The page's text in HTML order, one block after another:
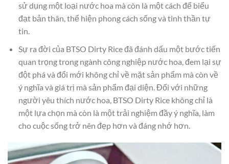
sử dụng một loại nước hoa mà còn là một cách để biểu
đạt bản thân, thể hiện phong cách sống và tinh thần tự
tin.
Sự ra đời của BTSO Dirty Rice đã đánh dấu một bước tiến
quan trọng trong ngành công nghiệp nước hoa, đem lại sự
đột phá và đổi mới không chỉ về mặt sản phẩm mà còn về
ý nghĩa và giá trị mà sản phẩm đại diện. Đối với những
người yêu thích nước hoa, BTSO Dirty Rice không chỉ là
một lựa chọn mà còn là một trải nghiệm đầy ý nghĩa, làm
cho cuộc sống trở nên đẹp hơn và đáng nhớ hơn.